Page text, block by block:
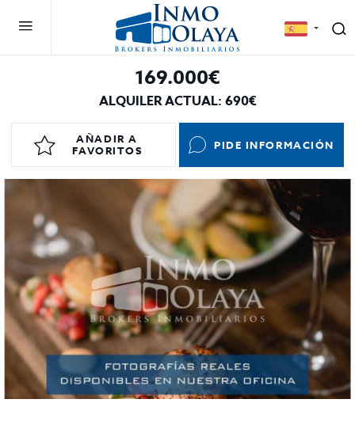
169.000€
ALQUILER ACTUAL: 690€
AÑADIR A
FAVORITOS
PIDE INFORMACIÓN